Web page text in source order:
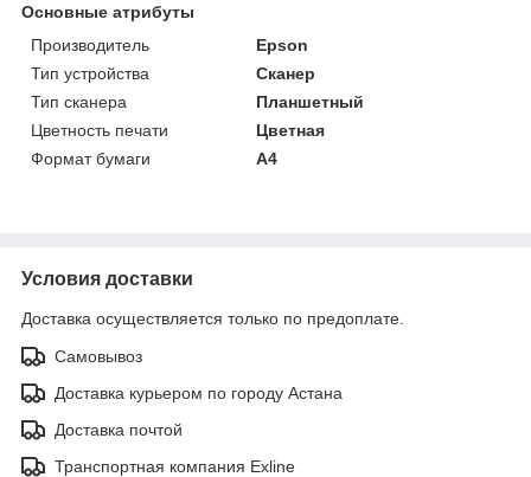
Основные атрибуты
Производитель
Epson
Тип устройства
Сканер
Тип сканера
Планшетный
Цветность печати
Цветная
Формат бумаги
А4
Условия доставки
Доставка осуществляется только по предоплате.
Самовывоз
Доставка курьером по городу Астана
Доставка почтой
Транспортная компания Exline